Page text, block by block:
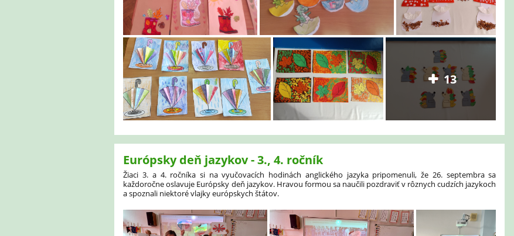
13
Európsky deň jazykov - 3., 4. ročník
Žiaci 3. a 4. ročníka si na vyučovacích hodinách anglického jazyka pripomenuli, že 26. septembra sa
každoročne oslavuje Európsky deň jazykov. Hravou formou sa naučili pozdraviť v rôznych cudzích jazykoch
a spoznali niektoré vlajky európskych štátov.